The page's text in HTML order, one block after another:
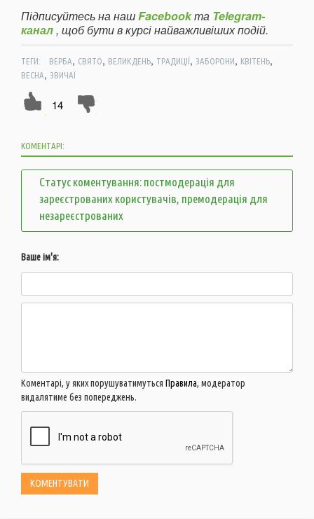
Підписуйтесь на нашFacebookта Telegram-
канал, щоб бути в курсі найважливіших подій.
ТЕГИ: ВЕРБА, СВЯТО, ВЕЛИКДЕНЬ, ТРАДИЦІЇ, ЗАБОРОНИ, КВІТЕНЬ,
ВЕСНА, ЗВИЧАЇ
14
КОМЕНТАРІ:
Статус коментування: постмодерація для
зареєстрованих користувачів, премодерація для
незареєстрованих
Ваше ім'я:
Коментарі, у яких порушуватимуться Правила, модератор
видалятиме без попереджень.